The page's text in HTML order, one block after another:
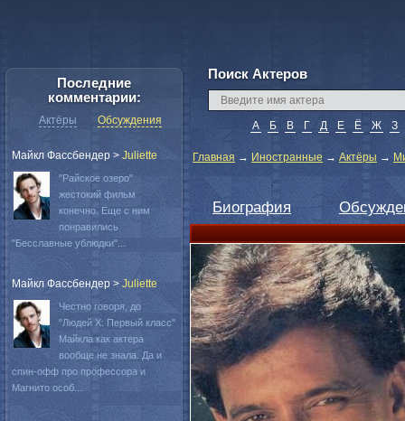
Поиск Актеров
А Б В Г Д Е Ё Ж З
Главная → Иностранные → Актёры →
Биография
Последние
комментарии:
Актёры Обсуждения
Майкл Фассбендер > Juliette
"Райское озеро"
жестокий фильм
конечно. Еще с ним
понравились
"Бесславные ублюдки"...
Майкл Фассбендер > Juliette
Честно говоря, до
"Людей Х: Первый класс"
Майкла как актера
вообще не знала. Да и
спин-офф про профессора и
Магнито особ...